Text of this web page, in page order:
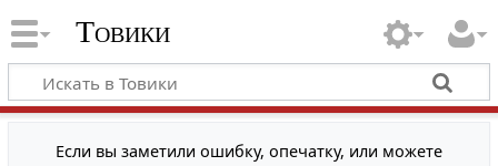
Товики
Если вы заметили ошибку, опечатку, или можете